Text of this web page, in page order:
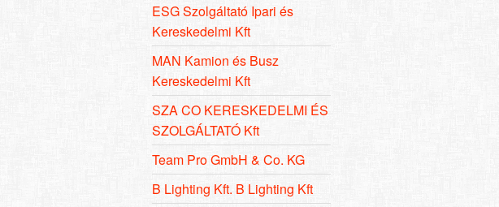
ESG Szolgáltató Ipari és
Kereskedelmi Kft
MAN Kamion és Busz
Kereskedelmi Kft
SZA CO KERESKEDELMI ÉS
SZOLGÁLTATÓ Kft
Team Pro GmbH & Co. KG
B Lighting Kft. B Lighting Kft